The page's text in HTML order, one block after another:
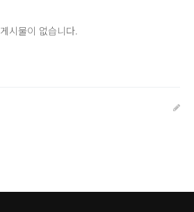
게시물이 없습니다.